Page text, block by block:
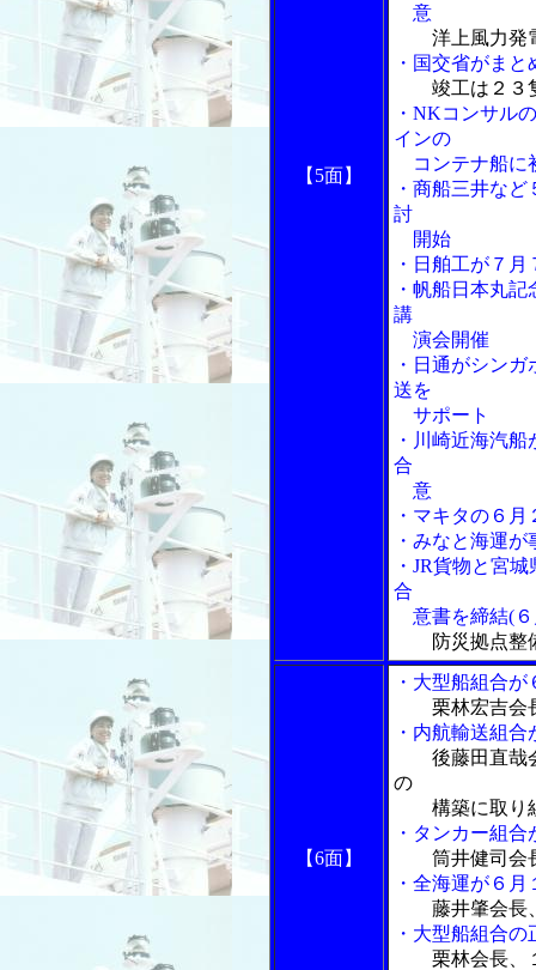
【5面】
意
洋上風力発
・国交省がま
竣工は２３
・NKコンサル
インの
コンテナ船に
・商船三井な
討
開始
・日舶工が７
・帆船日本丸
講
演会開催
・日通がシン
送を
サポート
・川崎近海汽
合
意
・マキタの６
・みなと海運が
・JR貨物と宮
合
意書を締結(６
防災拠点整
【6面】
・大型船組合
栗林宏吉会
・内航輸送組
後藤田直哉
の
構築に取り
・タンカー組
筒井健司会
・全海運が６
藤井肇会長
・大型船組合
栗林会長、